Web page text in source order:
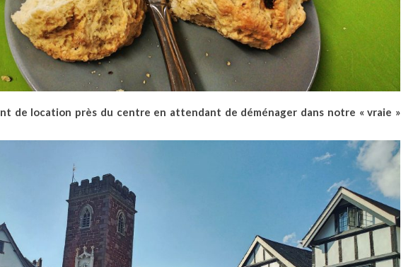
de location près du centre en attendant de déménager dans notre « vraie »